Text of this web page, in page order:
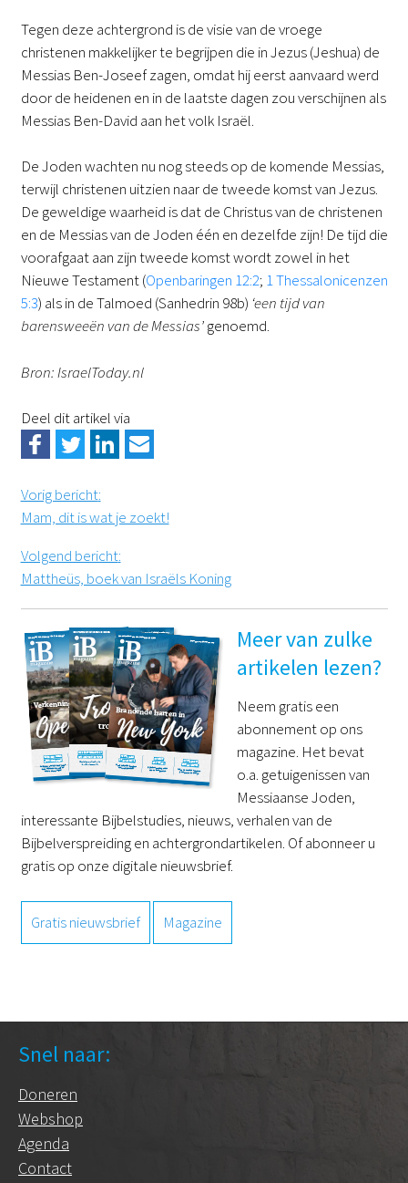
Tegen deze achtergrond is de visie van de vroege
christenen makkelijker te begrijpen die in Jezus (Jeshua) de
Messias Ben-Joseef zagen, omdat hij eerst aanvaard werd
door de heidenen en in de laatste dagen zou verschijnen als
Messias Ben-David aan het volk Israël.
De Joden wachten nu nog steeds op de komende Messias,
terwijl christenen uitzien naar de tweede komst van Jezus.
De geweldige waarheid is dat de Christus van de christenen
en de Messias van de Joden één en dezelfde zijn! De tijd die
voorafgaat aan zijn tweede komst wordt zowel in het
Nieuwe Testament (Openbaringen 12:2; 1 Thessalonicenzen
5:3) als in de Talmoed (Sanhedrin 98b) ‘een tijd van
barensweeën van de Messias’genoemd.
Bron: IsraelToday.nl
Deel dit artikel via
Vorig bericht:
Mam, dit is wat je zoekt!
Volgend bericht:
Mattheüs, boek van Israëls Koning
Meer van zulke
artikelen lezen?
Neem gratis een
abonnement op ons
magazine. Het bevat
o.a. getuigenissen van
Messiaanse Joden,
interessante Bijbelstudies, nieuws, verhalen van de
Bijbelverspreiding en achtergrondartikelen. Of abonneer u
gratis op onze digitale nieuwsbrief.
Gratis nieuwsbrief Magazine
Snel naar:
Doneren
Webshop
Agenda
Contact